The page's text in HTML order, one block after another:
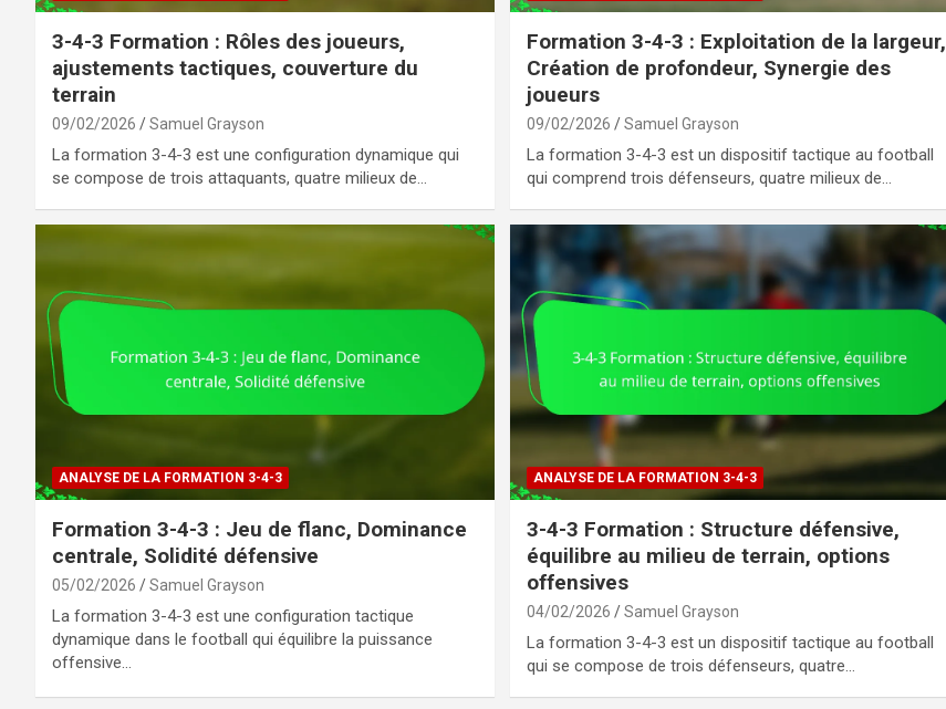
3-4-3 Formation : Rôles des joueurs,
ajustements tactiques, couverture du
terrain
09/02/2026 Samuel Grayson
La formation 3-4-3 est une configuration dynamique qui
se compose de trois attaquants, quatre milieux de…
Formation 3-4-3 : Exploitation de la largeur,
Création de profondeur, Synergie des
joueurs
09/02/2026 Samuel Grayson
La formation 3-4-3 est un dispositif tactique au football
qui comprend trois défenseurs, quatre milieux de…
ANALYSE DE LA FORMATION 3-4-3
Formation 3-4-3 : Jeu de flanc, Dominance
centrale, Solidité défensive
05/02/2026 Samuel Grayson
La formation 3-4-3 est une configuration tactique
dynamique dans le football qui équilibre la puissance
offensive…
ANALYSE DE LA FORMATION 3-4-3
3-4-3 Formation : Structure défensive,
équilibre au milieu de terrain, options
offensives
04/02/2026 Samuel Grayson
La formation 3-4-3 est un dispositif tactique au football
qui se compose de trois défenseurs, quatre…